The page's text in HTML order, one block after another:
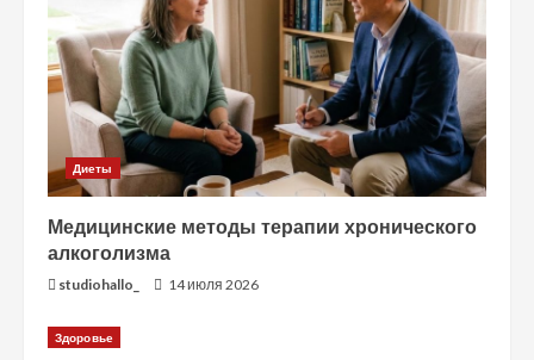
Диеты
Медицинские методы терапии хронического
алкоголизма
studiohallo_ 14 июля 2026
Здоровье